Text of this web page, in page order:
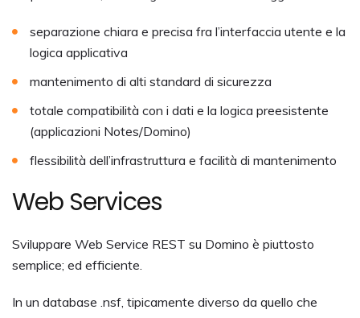
separazione chiara e precisa fra l’interfaccia utente e la
logica applicativa
mantenimento di alti standard di sicurezza
totale compatibilità con i dati e la logica preesistente
(applicazioni Notes/Domino)
flessibilità dell’infrastruttura e facilità di mantenimento
Web Services
Sviluppare Web Service REST su Domino è piuttosto
semplice; ed efficiente.
In un database .nsf, tipicamente diverso da quello che